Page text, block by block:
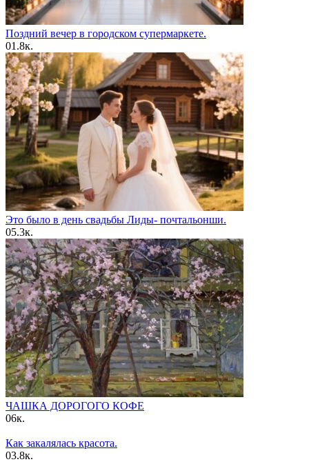
Поздний вечер в городском супермаркете.
01.8к.
Это было в день свадьбы Лиды- почтальонши.
05.3к.
ЧАШКА ДОPОГОГО КОФЕ
06к.
Как закалялась красота.
03.8к.